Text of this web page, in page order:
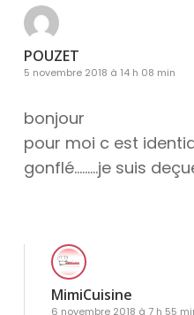
POUZET
5 novembre 2018 à 14 h 08 min
bonjour
pour moi c est
gonflé………je suis
MimiCuisine
6 novembre 2018 à 7 h 55